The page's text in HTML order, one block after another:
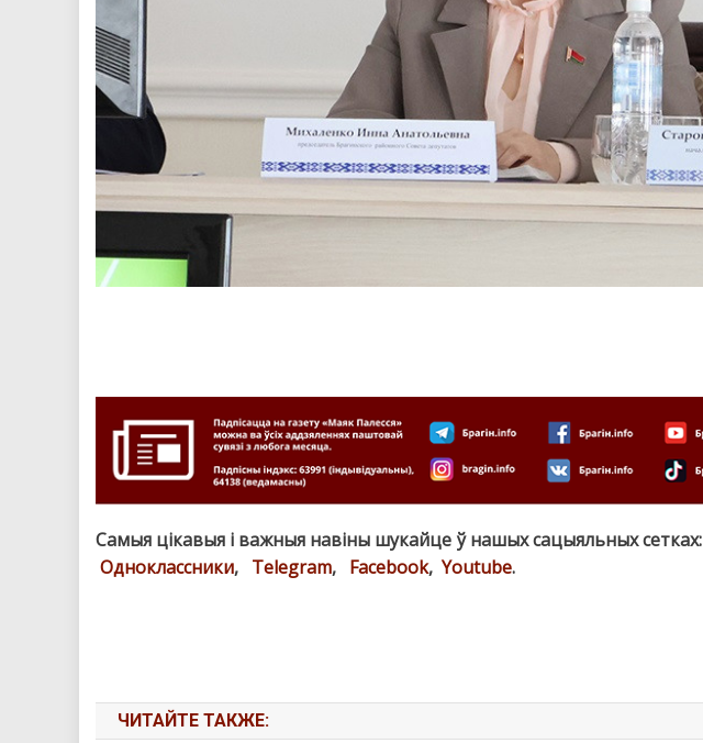
Самыя цікавыя і важныя навіны шукайце ў нашых сацыяльных сетках:
Одноклассники, Telegram, Facebook, Youtube.
ЧИТАЙТЕ ТАКЖЕ: